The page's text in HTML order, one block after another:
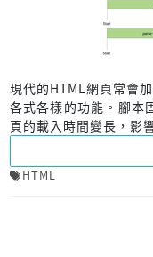
現代的HTML網頁常會
各式各樣的功能。腳本
頁的載入時間變長，影
HTML